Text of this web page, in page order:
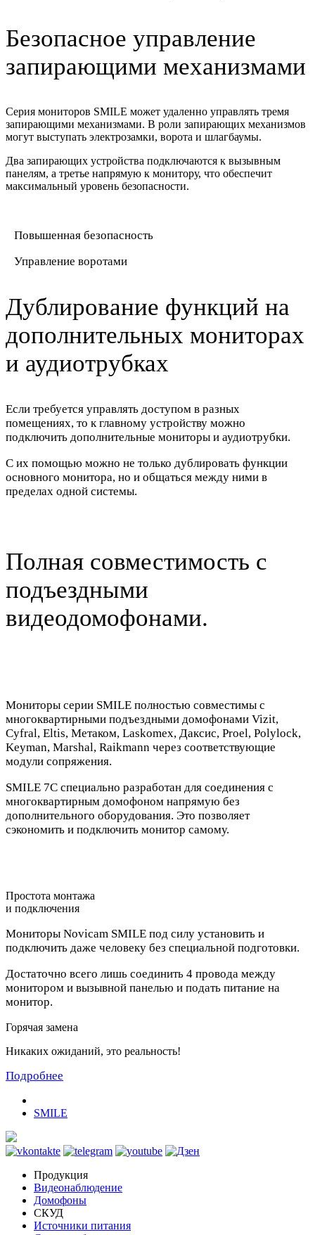
Безопасное управление
запирающими механизмами
Серия мониторов SMILE может удаленно управлять тремя
запирающими механизмами. В роли запирающих механизмов
могут выступать электрозамки, ворота и шлагбаумы.
Два запирающих устройства подключаются к вызывным
панелям, а третье напрямую к монитору, что обеспечит
максимальный уровень безопасности.
Повышенная безопасность
Управление воротами
Дублирование функций на
дополнительных мониторах
и аудиотрубках
Если требуется управлять доступом в разных
помещениях, то к главному устройству можно
подключить дополнительные мониторы и аудиотрубки.
С их помощью можно не только дублировать функции
основного монитора, но и общаться между ними в
пределах одной системы.
Полная совместимость с
подъездными
видеодомофонами.
Мониторы серии SMILE полностью совместимы с
многоквартирными подъездными домофонами Vizit,
Cyfral, Eltis, Метаком, Laskomex, Даксис, Proel, Polylock,
Keyman, Marshal, Raikmann через соответствующие
модули сопряжения.
SMILE 7C специально разработан для соединения с
многоквартирным домофоном напрямую без
дополнительного оборудования. Это позволяет
сэкономить и подключить монитор самому.
Простота монтажа
и подключения
Мониторы Novicam SMILE под силу установить и
подключить даже человеку без специальной подготовки.
Достаточно всего лишь соединить 4 провода между
монитором и вызывной панелью и подать питание на
монитор.
Горячая замена
Никаких ожиданий, это реальность!
Подробнее
SMILE
Продукция
Видеонаблюдение
Домофоны
СКУД
Источники питания